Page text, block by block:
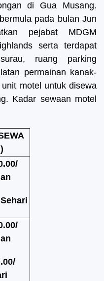
di Gua Musang.
pada bulan Jun
pejabat MDGM
serta terdapat
ruang parking
permainan kanak-
motel untuk disewa
Kadar sewaan motel